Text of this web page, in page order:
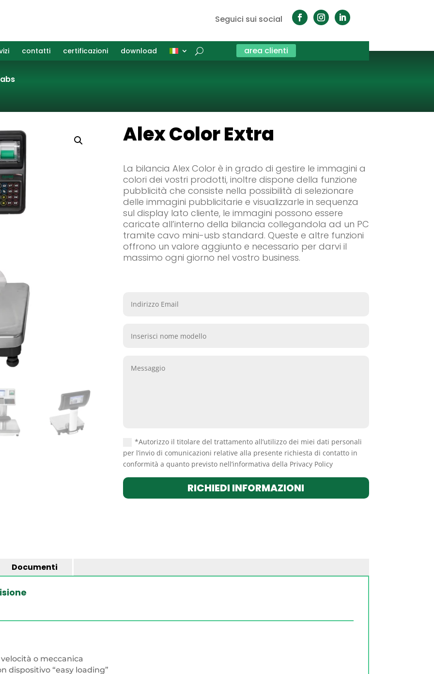
Seguici sui social
contatti certificazioni download area clienti
Alex Color Extra
La bilancia Alex Color è in grado di gestire le immagini a
colori dei vostri prodotti, inoltre dispone della funzione
pubblicità che consiste nella possibilità di selezionare
delle immagini pubblicitarie e visualizzarle in sequenza
sul display lato cliente, le immagini possono essere
caricate all’interno della bilancia collegandola ad un PC
tramite cavo mini-usb standard. Queste e altre funzioni
offrono un valore aggiunto e necessario per darvi il
massimo ogni giorno nel vostro business.
*Autorizzo il titolare del trattamento all’utilizzo dei miei dati personali
per l’invio di comunicazioni relative alla presente richiesta di contatto in
conformità a quanto previsto nell’informativa della Privacy Policy
RICHIEDI INFORMAZIONI
Documenti
o meccanica
dispositivo “easy loading”